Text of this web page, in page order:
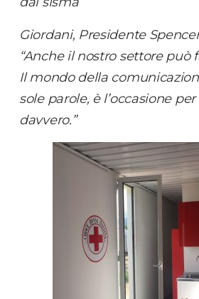
Giordani, Presidente
“Anche il nostro settore può
Il mondo della
sole parole, è l’occasione
davvero.”